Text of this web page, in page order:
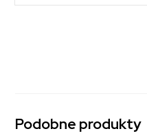
Podobne produkty